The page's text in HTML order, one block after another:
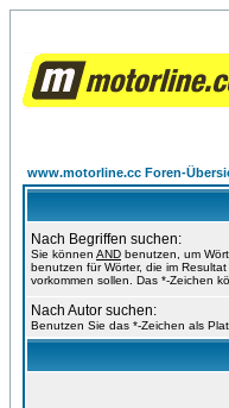
www.motorline.cc Foren-
Nach Begriffen suchen:
Sie können AND benutzen, um
benutzen für Wörter, die im
vorkommen sollen. Das *-Zeichen
Nach Autor suchen:
Benutzen Sie das *-Zeichen als